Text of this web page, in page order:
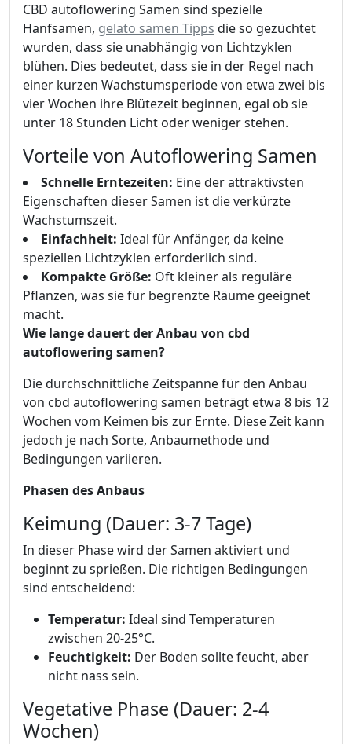
CBD autoflowering Samen sind spezielle
Hanfsamen, gelato samen Tipps die so gezüchtet
wurden, dass sie unabhängig von Lichtzyklen
blühen. Dies bedeutet, dass sie in der Regel nach
einer kurzen Wachstumsperiode von etwa zwei bis
vier Wochen ihre Blütezeit beginnen, egal ob sie
unter 18 Stunden Licht oder weniger stehen.
Vorteile von Autoflowering Samen
Schnelle Erntezeiten: Eine der attraktivsten
Eigenschaften dieser Samen ist die verkürzte
Wachstumszeit.
Einfachheit: Ideal für Anfänger, da keine
speziellen Lichtzyklen erforderlich sind.
Kompakte Größe: Oft kleiner als reguläre
Pflanzen, was sie für begrenzte Räume geeignet
macht.
Wie lange dauert der Anbau von cbd
autoflowering samen?
Die durchschnittliche Zeitspanne für den Anbau
von cbd autoflowering samen beträgt etwa 8 bis 12
Wochen vom Keimen bis zur Ernte. Diese Zeit kann
jedoch je nach Sorte, Anbaumethode und
Bedingungen variieren.
Phasen des Anbaus
Keimung (Dauer: 3-7 Tage)
In dieser Phase wird der Samen aktiviert und
beginnt zu sprießen. Die richtigen Bedingungen
sind entscheidend:
Temperatur: Ideal sind Temperaturen
zwischen 20-25°C.
Feuchtigkeit: Der Boden sollte feucht, aber
nicht nass sein.
Vegetative Phase (Dauer: 2-4
Wochen)